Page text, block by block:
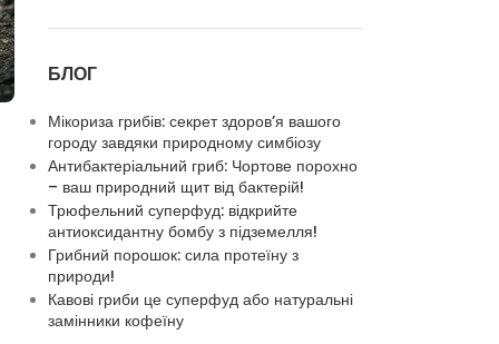
БЛОГ
Мікориза грибів: секрет здоров’я вашого
городу завдяки природному симбіозу
Антибактеріальний гриб: Чортове порохно
– ваш природний щит від бактерій!
Трюфельний суперфуд: відкрийте
антиоксидантну бомбу з підземелля!
Грибний порошок: сила протеїну з
природи!
Кавові гриби це суперфуд або натуральні
замінники кофеїну